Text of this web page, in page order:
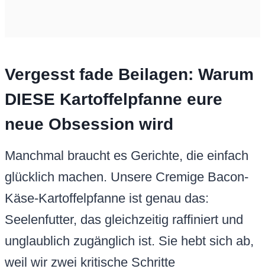
Vergesst fade Beilagen: Warum
DIESE Kartoffelpfanne eure
neue Obsession wird
Manchmal braucht es Gerichte, die einfach
glücklich machen. Unsere Cremige Bacon-
Käse-Kartoffelpfanne ist genau das:
Seelenfutter, das gleichzeitig raffiniert und
unglaublich zugänglich ist. Sie hebt sich ab,
weil wir zwei kritische Schritte